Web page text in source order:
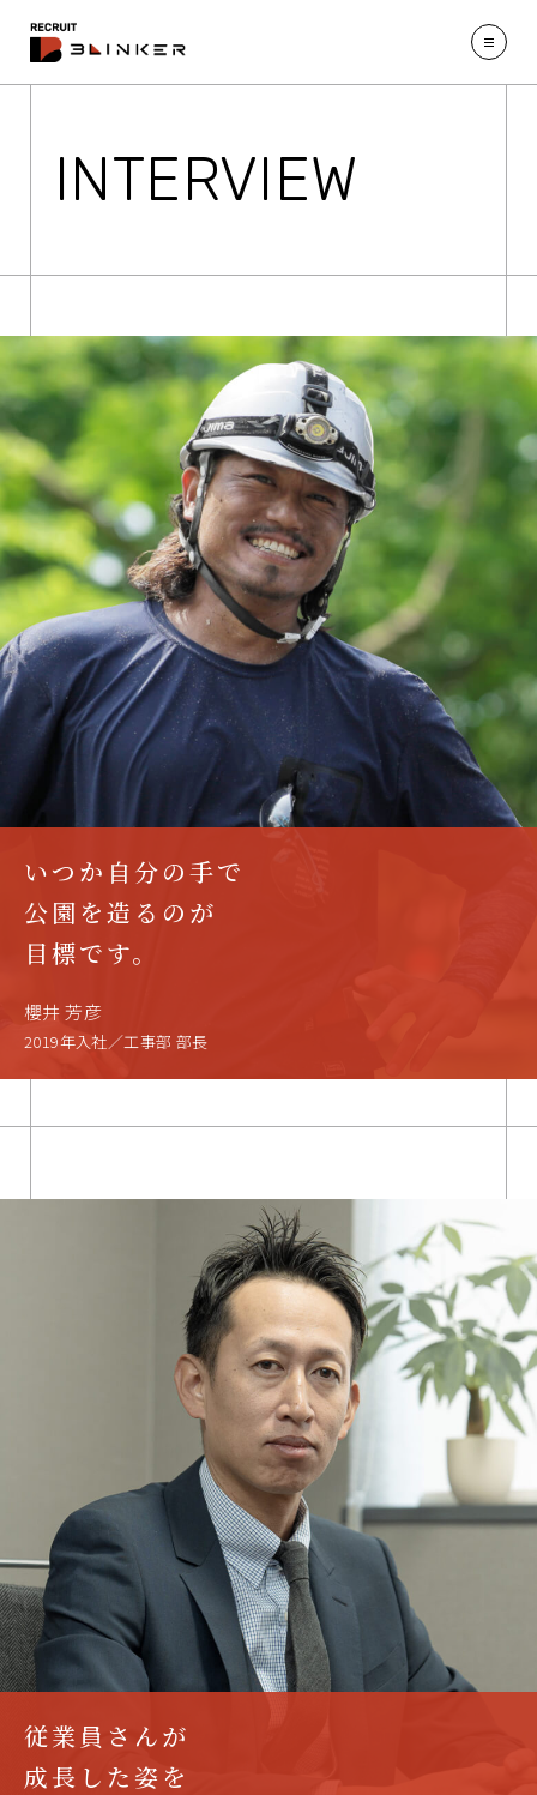
INTERVIEW
いつか自分の手で
公園を造るのが
目標です。
櫻井 芳彦
2019年入社／工事部 部長
従業員さんが
成長した姿を